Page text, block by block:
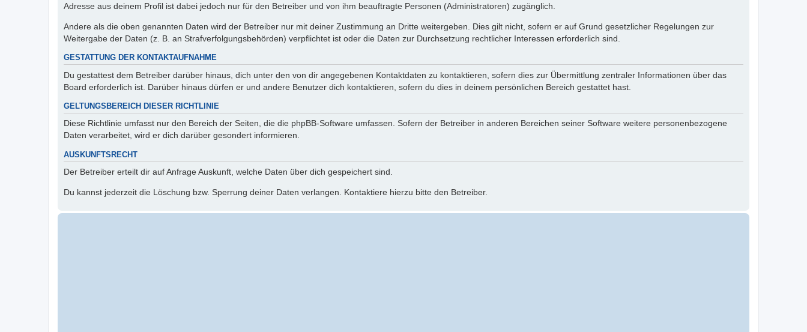
Adresse aus deinem Profil ist dabei jedoch nur für den Betreiber und von ihm beauftragte Personen (Administratoren) zugänglich.
Andere als die oben genannten Daten wird der Betreiber nur mit deiner Zustimmung an Dritte weitergeben. Dies gilt nicht, sofern er auf Grund gesetzlicher Regelungen zur
Weitergabe der Daten (z. B. an Strafverfolgungsbehörden) verpflichtet ist oder die Daten zur Durchsetzung rechtlicher Interessen erforderlich sind.
GESTATTUNG DER KONTAKTAUFNAHME
Du gestattest dem Betreiber darüber hinaus, dich unter den von dir angegebenen Kontaktdaten zu kontaktieren, sofern dies zur Übermittlung zentraler Informationen über das
Board erforderlich ist. Darüber hinaus dürfen er und andere Benutzer dich kontaktieren, sofern du dies in deinem persönlichen Bereich gestattet hast.
GELTUNGSBEREICH DIESER RICHTLINIE
Diese Richtlinie umfasst nur den Bereich der Seiten, die die phpBB-Software umfassen. Sofern der Betreiber in anderen Bereichen seiner Software weitere personenbezogene
Daten verarbeitet, wird er dich darüber gesondert informieren.
AUSKUNFTSRECHT
Der Betreiber erteilt dir auf Anfrage Auskunft, welche Daten über dich gespeichert sind.
Du kannst jederzeit die Löschung bzw. Sperrung deiner Daten verlangen. Kontaktiere hierzu bitte den Betreiber.